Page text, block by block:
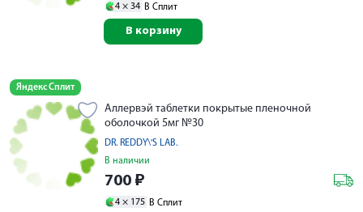
4 × 34 В Сплит
В корзину
Яндекс Сплит
Аллервэй таблетки покрытые пленочной
оболочкой 5мг №30
DR. REDDY\'S LAB.
В наличии
700 ₽
4 × 175 В Сплит